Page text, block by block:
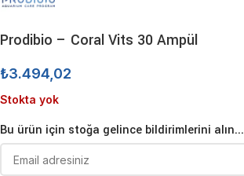
Prodibio – Coral Vits 30 Ampül
₺3.494,02
Stokta yok
Bu ürün için stoğa gelince bildirimlerini alın...